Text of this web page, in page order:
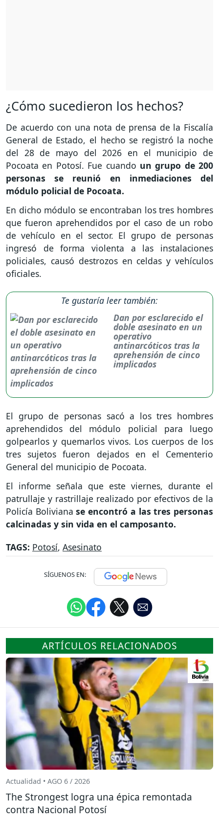
¿Cómo sucedieron los hechos?
De acuerdo con una nota de prensa de la Fiscalía
General de Estado, el hecho se registró la noche
del 28 de mayo del 2026 en el municipio de
Pocoata en Potosí. Fue cuando un grupo de 200
personas se reunió en inmediaciones del
módulo policial de Pocoata.
En dicho módulo se encontraban los tres hombres
que fueron aprehendidos por el caso de un robo
de vehículo en el sector. El grupo de personas
ingresó de forma violenta a las instalaciones
policiales, causó destrozos en celdas y vehículos
oficiales.
Te gustaría leer también:
Dan por esclarecido el
doble asesinato en un
operativo
antinarcóticos tras la
aprehensión de cinco
implicados
El grupo de personas sacó a los tres hombres
aprehendidos del módulo policial para luego
golpearlos y quemarlos vivos. Los cuerpos de los
tres sujetos fueron dejados en el Cementerio
General del municipio de Pocoata.
El informe señala que este viernes, durante el
patrullaje y rastrillaje realizado por efectivos de la
Policía Bolivianase encontró a las tres personas
calcinadas y sin vida en el camposanto.
TAGS: Potosí, Asesinato
SÍGUENOS EN:
ARTÍCULOS RELACIONADOS
Actualidad • AGO 6 / 2026
The Strongest logra una épica remontada
contra Nacional Potosí